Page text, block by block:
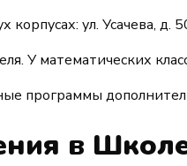
корпусах: ул. Усачева,
У математических
программы
в